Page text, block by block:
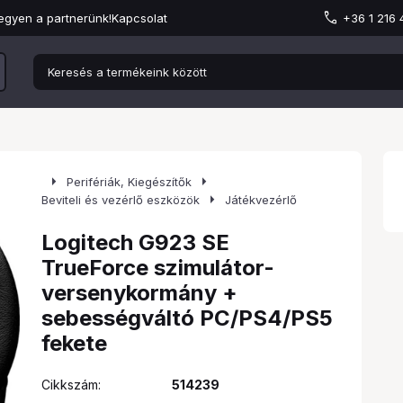
a partnerünk!Kapcsolat +36 1 216
arrow_right Perifériák, Kiegészítők arrow_right
Beviteli és vezérlő eszközök arrow_right Játékvezérlő
Logitech G923 SE
TrueForce szimulátor-
versenykormány +
sebességváltó PC/PS4/PS5
fekete
Cikkszám:
514239